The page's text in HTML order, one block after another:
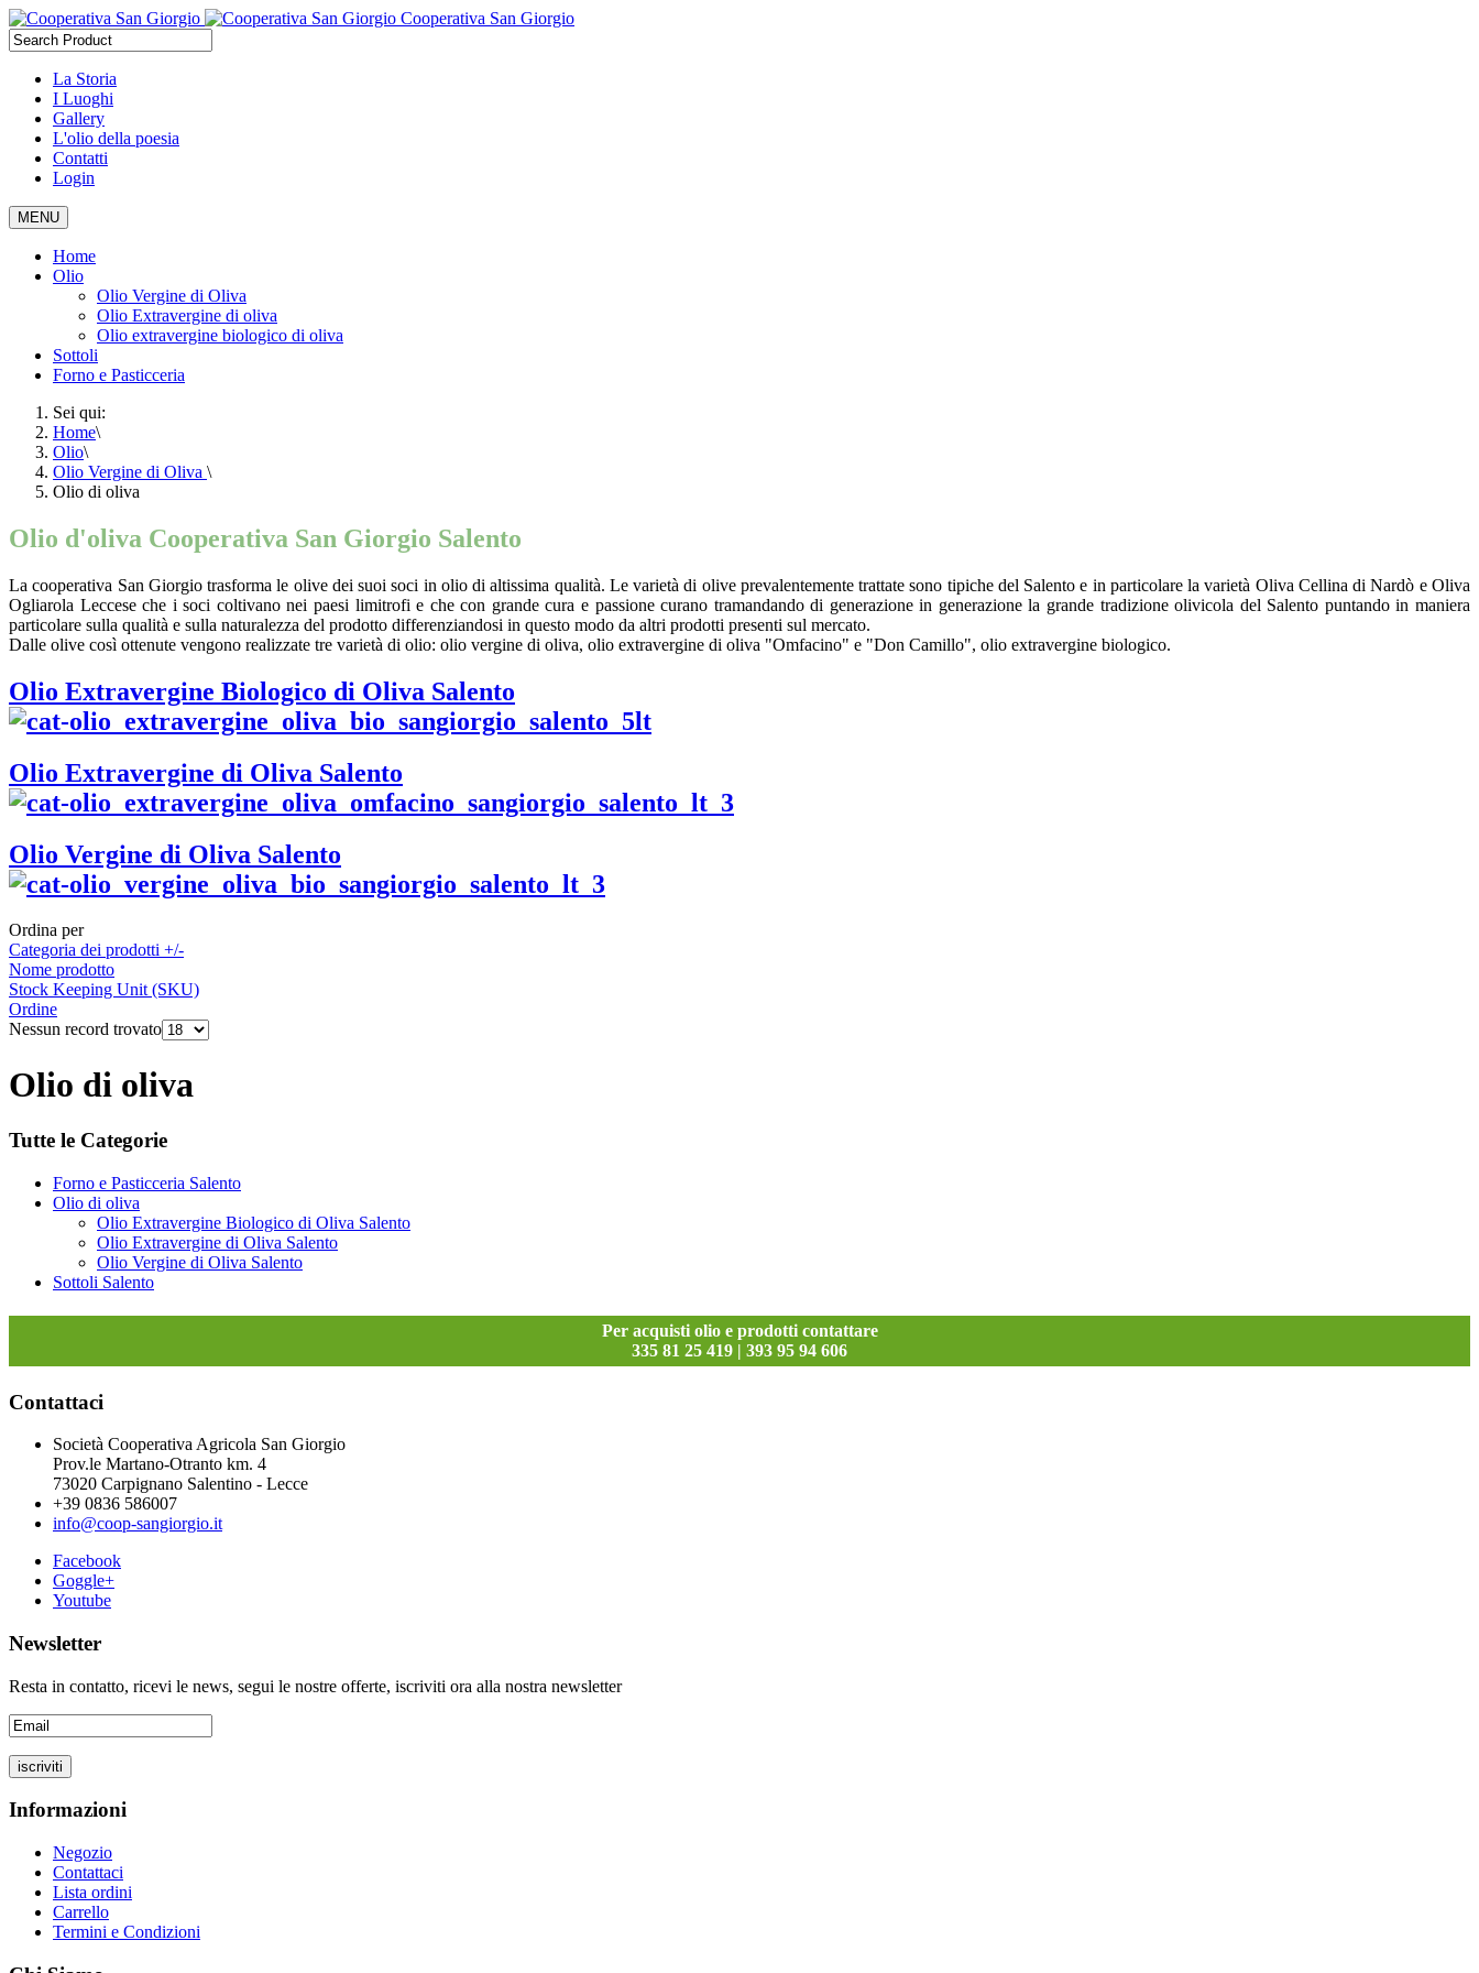
Cooperativa San Giorgio
La Storia
I Luoghi
Gallery
L'olio della poesia
Contatti
Login
MENU
Home
Olio
Olio Vergine di Oliva
Olio Extravergine di oliva
Olio extravergine biologico di oliva
Sottoli
Forno e Pasticceria
Sei qui:
Home\
Olio\
Olio Vergine di Oliva \
Olio di oliva
Olio d'oliva Cooperativa San Giorgio Salento
La cooperativa San Giorgio trasforma le olive dei suoi soci in olio di altissima qualità. Le varietà di olive prevalentemente trattate sono tipiche del Salento e in particolare la varietà Oliva Cellina di Nardò e Oliva
Ogliarola Leccese che i soci coltivano nei paesi limitrofi e che con grande cura e passione curano tramandando di generazione in generazione la grande tradizione olivicola del Salento puntando in maniera
particolare sulla qualità e sulla naturalezza del prodotto differenziandosi in questo modo da altri prodotti presenti sul mercato.
Dalle olive così ottenute vengono realizzate tre varietà di olio: olio vergine di oliva, olio extravergine di oliva "Omfacino" e "Don Camillo", olio extravergine biologico.
Olio Extravergine Biologico di Oliva Salento
Olio Extravergine di Oliva Salento
Olio Vergine di Oliva Salento
Ordina per
Categoria dei prodotti +/-
Nome prodotto
Stock Keeping Unit (SKU)
Ordine
Nessun record trovato
Olio di oliva
Tutte le Categorie
Forno e Pasticceria Salento
Olio di oliva
Olio Extravergine Biologico di Oliva Salento
Olio Extravergine di Oliva Salento
Olio Vergine di Oliva Salento
Sottoli Salento
Per acquisti olio e prodotti contattare
335 81 25 419 | 393 95 94 606
Contattaci
Società Cooperativa Agricola San Giorgio
Prov.le Martano-Otranto km. 4
73020 Carpignano Salentino - Lecce
+39 0836 586007
info@coop-sangiorgio.it
Facebook
Goggle+
Youtube
Newsletter
Resta in contatto, ricevi le news, segui le nostre offerte, iscriviti ora alla nostra newsletter
Informazioni
Negozio
Contattaci
Lista ordini
Carrello
Termini e Condizioni